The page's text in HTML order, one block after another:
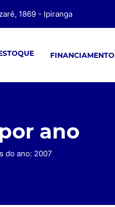
1869 - Ipiranga
FINANCIAMENTO
ano
do ano: 2007